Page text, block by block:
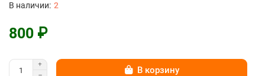
2
800 ₽
В корзину